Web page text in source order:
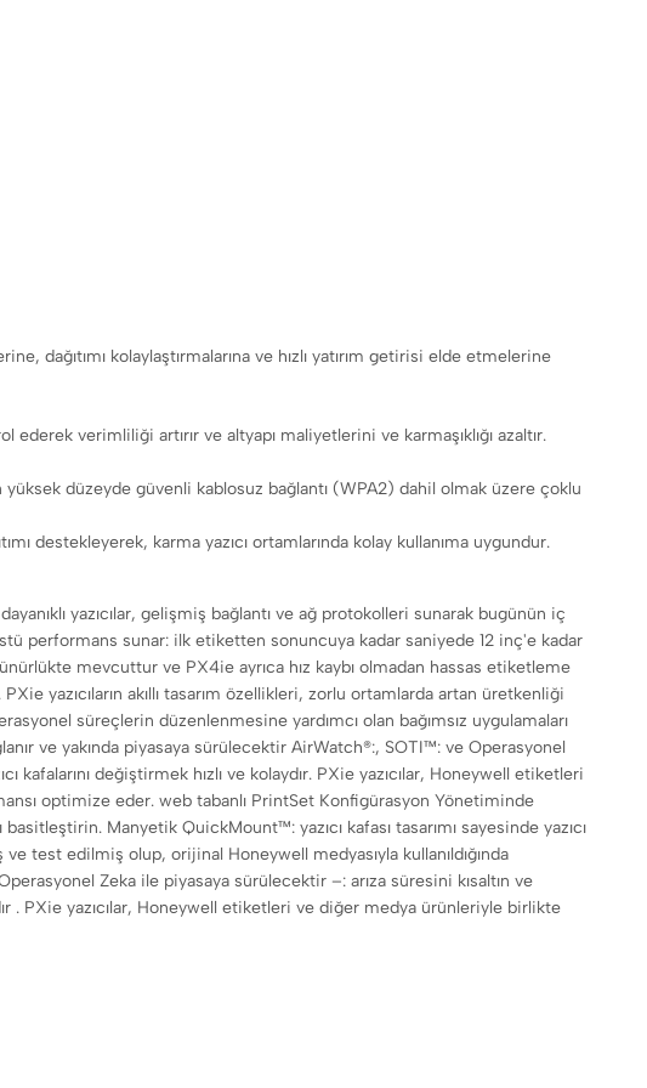
kolaylaştırmalarına ve hızlı yatırım getirisi elde etmelerine
verimliliği artırır ve altyapı maliyetlerini ve karmaşıklığı azaltır.
düzeyde güvenli kablosuz bağlantı (WPA2) dahil olmak üzere çoklu
destekleyerek, karma yazıcı ortamlarında kolay kullanıma uygundur.
yazıcılar, gelişmiş bağlantı ve ağ protokolleri sunarak bugünün iç
performans sunar: ilk etiketten sonuncuya kadar saniyede 12 inç'e kadar
mevcuttur ve PX4ie ayrıca hız kaybı olmadan hassas etiketleme
yazıcıların akıllı tasarım özellikleri, zorlu ortamlarda artan üretkenliği
süreçlerin düzenlenmesine yardımcı olan bağımsız uygulamaları
ve yakında piyasaya sürülecektir AirWatch®:, SOTI™: ve Operasyonel
kafalarını değiştirmek hızlı ve kolaydır. PXie yazıcılar, Honeywell etiketleri
optimize eder. web tabanlı PrintSet Konfigürasyon Yönetiminde
Manyetik QuickMount™: yazıcı kafası tasarımı sayesinde yazıcı
test edilmiş olup, orijinal Honeywell medyasıyla kullanıldığında
Zeka ile piyasaya sürülecektir –: arıza süresini kısaltın ve
. PXie yazıcılar, Honeywell etiketleri ve diğer medya ürünleriyle birlikte